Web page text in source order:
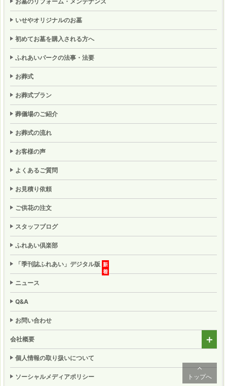
トップへ
いせやオリジナルのお墓
初めてお墓を購入される方へ
ふれあいパークの法事・法要
お葬式
お葬式プラン
葬儀場のご紹介
お葬式の流れ
お客様の声
よくあるご質問
お見積り依頼
ご供花の注文
スタッフブログ
ふれあい倶楽部
「季刊誌ふれあい」 デジタル版
ニュース
Q&A
お問い合わせ
会社概要
個人情報の取り扱いについて
ソーシャルメディアポリシー